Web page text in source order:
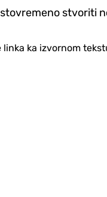
stvoriti
ka izvornom